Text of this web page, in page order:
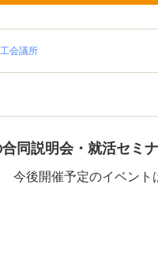
会議所
同説明会・就活セミ
今後開催予定のイベント